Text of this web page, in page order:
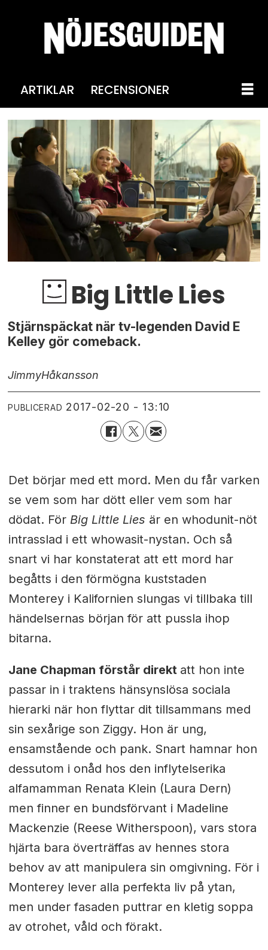
ARTIKLAR RECENSIONER
Big Little Lies
Stjärnspäckat när tv-legenden David E
Kelley gör comeback.
JimmyHåkansson
PUBLICERAD 2017-02-20 - 13:10
Det börjar med ett mord. Men du får varken
se vem som har dött eller vem som har
dödat. För Big Little Lies är en whodunit-nöt
intrasslad i ett whowasit-nystan. Och så
snart vi har konstaterat att ett mord har
begåtts i den förmögna kuststaden
Monterey i Kalifornien slungas vi tillbaka till
händelsernas början för att pussla ihop
bitarna.
Jane Chapman förstår direkt att hon inte
passar in i traktens hänsynslösa sociala
hierarki när hon flyttar dit tillsammans med
sin sexårige son Ziggy. Hon är ung,
ensamstående och pank. Snart hamnar hon
dessutom i onåd hos den inflytelserika
alfamamman Renata Klein (Laura Dern)
men finner en bundsförvant i Madeline
Mackenzie (Reese Witherspoon), vars stora
hjärta bara överträffas av hennes stora
behov av att manipulera sin omgivning. För i
Monterey lever alla perfekta liv på ytan,
men under fasaden puttrar en kletig soppa
av otrohet, våld och förakt.